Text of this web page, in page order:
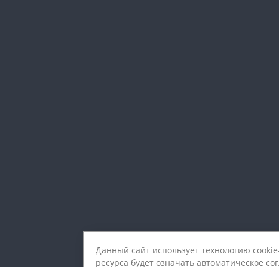
Данный сайт использует технологию
ресурса будет означать автоматическое